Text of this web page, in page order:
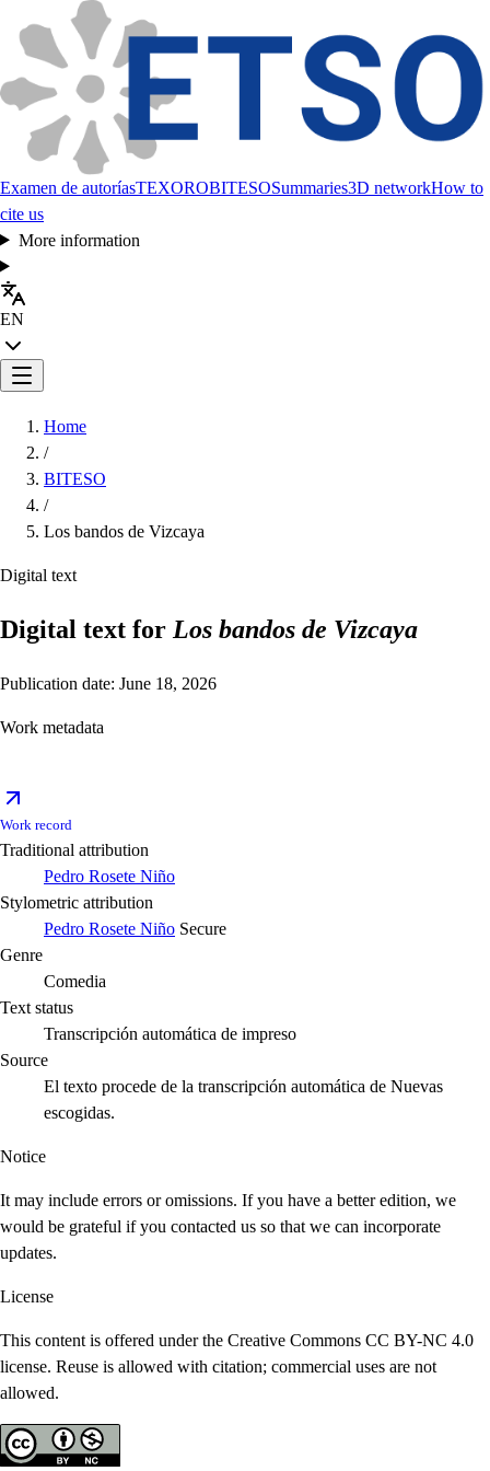
Examen de autoríasTEXOROBITESOSummaries3D networkHow to
cite us
More information
EN
Home
/
BITESO
/
Los bandos de Vizcaya
Digital text
Digital text for Los bandos de Vizcaya
Publication date: June 18, 2026
Work metadata
Work record
Traditional attribution
Pedro Rosete Niño
Stylometric attribution
Pedro Rosete Niño Secure
Genre
Comedia
Text status
Transcripción automática de impreso
Source
El texto procede de la transcripción automática de Nuevas
escogidas.
Notice
It may include errors or omissions. If you have a better edition, we
would be grateful if you contacted us so that we can incorporate
updates.
License
This content is offered under the Creative Commons CC BY-NC 4.0
license. Reuse is allowed with citation; commercial uses are not
allowed.